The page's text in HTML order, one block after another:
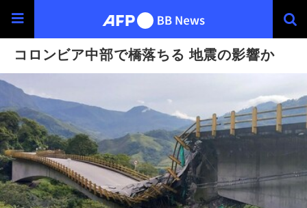
コロンビア中部で橋落ちる 地震の影響か